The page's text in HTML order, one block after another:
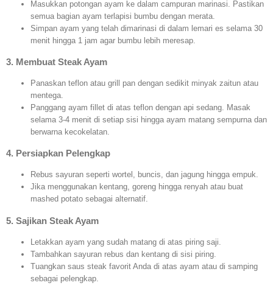
Masukkan potongan ayam ke dalam campuran marinasi. Pastikan
semua bagian ayam terlapisi bumbu dengan merata.
Simpan ayam yang telah dimarinasi di dalam lemari es selama 30
menit hingga 1 jam agar bumbu lebih meresap.
3. Membuat Steak Ayam
Panaskan teflon atau grill pan dengan sedikit minyak zaitun atau
mentega.
Panggang ayam fillet di atas teflon dengan api sedang. Masak
selama 3-4 menit di setiap sisi hingga ayam matang sempurna dan
berwarna kecokelatan.
4. Persiapkan Pelengkap
Rebus sayuran seperti wortel, buncis, dan jagung hingga empuk.
Jika menggunakan kentang, goreng hingga renyah atau buat
mashed potato sebagai alternatif.
5. Sajikan Steak Ayam
Letakkan ayam yang sudah matang di atas piring saji.
Tambahkan sayuran rebus dan kentang di sisi piring.
Tuangkan saus steak favorit Anda di atas ayam atau di samping
sebagai pelengkap.